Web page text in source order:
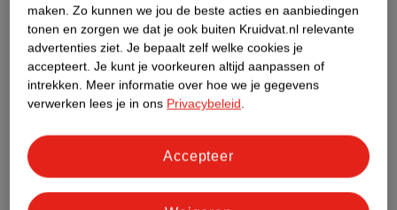
Productinformatie
Nature Impact Score
Dit product heeft (nog) geen Nature
Impact Score.
Meer informatie
Bestel & Bezorginformatie
maken. Zo kunnen we jou de beste acties en aanbiedingen
tonen en zorgen we dat je ook buiten Kruidvat.nl relevante
advertenties ziet. Je bepaalt zelf welke cookies je
accepteert. Je kunt je voorkeuren altijd aanpassen of
intrekken. Meer informatie over hoe we je gegevens
verwerken lees je in ons Privacybeleid.
Accepteer